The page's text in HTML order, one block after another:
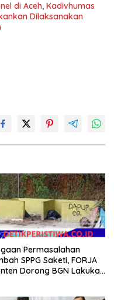
di Aceh, Kadivhumas
Dilaksanakan
Permasalahan
SPPG Saketi, FORJA
Dorong BGN Lakukan